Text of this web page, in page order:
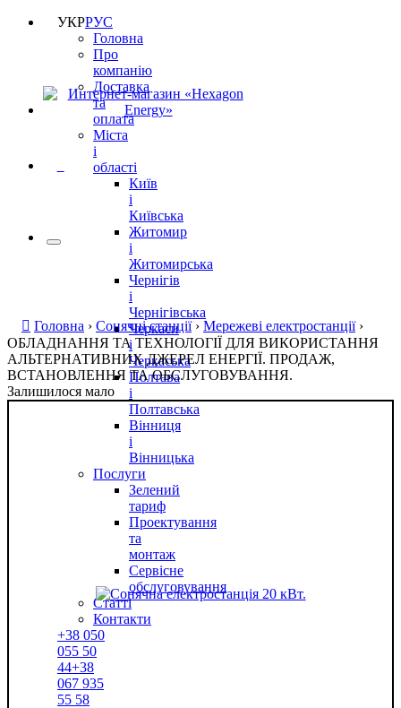
УКРРУС
Головна
Про
компанію
Доставка
та
оплата
Міста
і
області
Київ
і
Київська
Житомир
і
Житомирська
Чернігів
і
Чернігівська
Черкаси
і
Черкаська
Полтава
і
Полтавська
Вінниця
і
Вінницька
Послуги
Зелений
тариф
Проектування
та
монтаж
Сервісне
обслуговування
Статті
Контакти
+38 050
055 50
44+38
067 935
55 58
Головна › Сонячні станції› Мережеві електростанції›
ОБЛАДНАННЯ ТА ТЕХНОЛОГІЇ ДЛЯ ВИКОРИСТАННЯ
АЛЬТЕРНАТИВНИХ ДЖЕРЕЛ ЕНЕРГІЇ. ПРОДАЖ,
ВСТАНОВЛЕННЯ ТА ОБСЛУГОВУВАННЯ.
Залишилося мало